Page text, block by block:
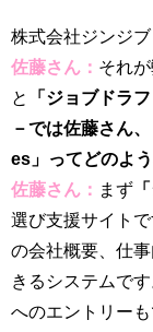
株式会社ジンジ
佐藤さん： それ
と
「ジョブドラ
－では佐藤さん
es」ってどのよ
佐藤さん： まず
選び支援サイト
の会社概要、仕
きるシステムで
へのエントリー